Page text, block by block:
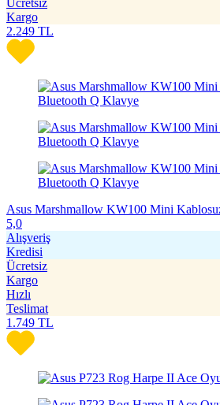
Kargo
2.249 TL
Asus Marshmallow KW100 Mini
5,0
Alışveriş
Kredisi
Ücretsiz
Kargo
Hızlı
Teslimat
1.749 TL